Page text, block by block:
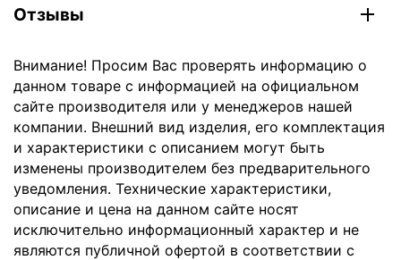
Отзывы
Внимание! Просим Вас проверять информацию о
данном товаре с информацией на официальном
сайте производителя или у менеджеров нашей
компании. Внешний вид изделия, его комплектация
и характеристики с описанием могут быть
изменены производителем без предварительного
уведомления. Технические характеристики,
описание и цена на данном сайте носят
исключительно информационный характер и не
являются публичной офертой в соответствии с